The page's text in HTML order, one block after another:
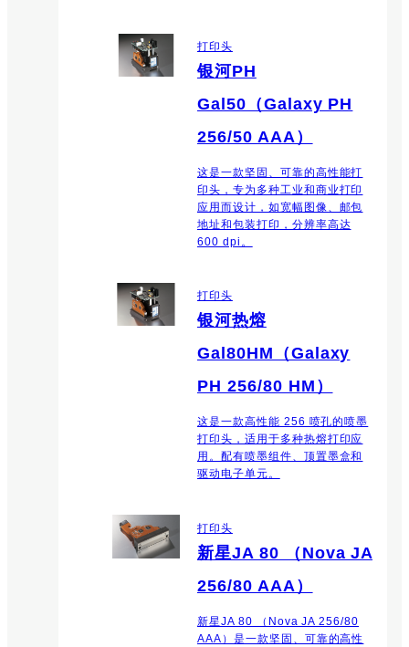
打印头
银河PH
Gal50（Galaxy PH
256/50 AAA）
这是一款坚固、可靠的高性能打
印头，专为多种工业和商业打印
应用而设计，如宽幅图像、邮包
地址和包装打印，分辨率高达
600 dpi。
打印头
银河热熔
Gal80HM（Galaxy
PH 256/80 HM）
这是一款高性能 256 喷孔的喷墨
打印头，适用于多种热熔打印应
用。配有喷墨组件、顶置墨盒和
驱动电子单元。
打印头
新星JA 80 （Nova JA
256/80 AAA）
新星JA 80 （Nova JA 256/80
AAA）是一款坚固、可靠的高性